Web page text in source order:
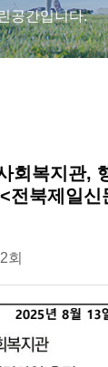
공간입니다.
회복지관,
전북제일신
회